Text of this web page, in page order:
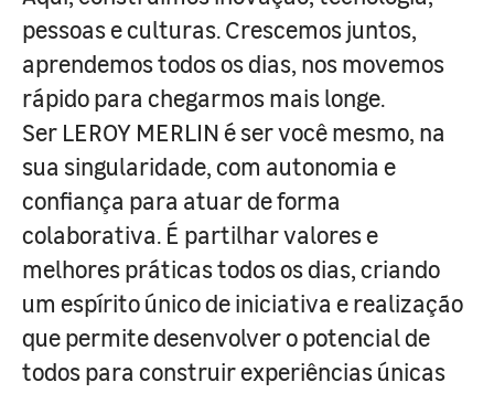
pessoas e culturas. Crescemos juntos,
aprendemos todos os dias, nos movemos
rápido para chegarmos mais longe.
Ser LEROY MERLIN é ser você mesmo, na
sua singularidade, com autonomia e
confiança para atuar de forma
colaborativa. É partilhar valores e
melhores práticas todos os dias, criando
um espírito único de iniciativa e realização
que permite desenvolver o potencial de
todos para construir experiências únicas